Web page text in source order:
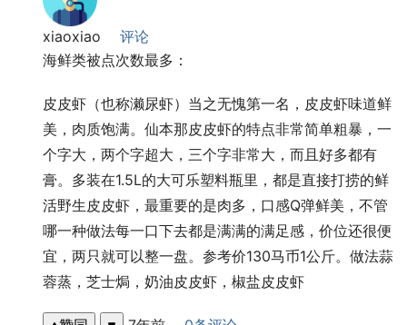
xiaoxiao
评论
海鲜类被点次数最多：
皮皮虾（也称濑尿虾）当之无愧第一名，皮皮虾味道鲜
美，肉质饱满。仙本那皮皮虾的特点非常简单粗暴，一
个字大，两个字超大，三个字非常大，而且好多都有
膏。多装在1.5L的大可乐塑料瓶里，都是直接打捞的鲜
活野生皮皮虾，最重要的是肉多，口感Q弹鲜美，不管
哪一种做法每一口下去都是满满的满足感，价位还很便
宜，两只就可以整一盘。参考价130马币1公斤。做法蒜
蓉蒸，芝士焗，奶油皮皮虾，椒盐皮皮虾